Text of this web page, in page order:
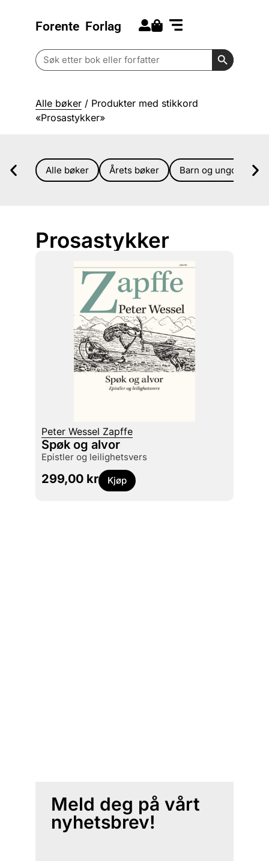
Forente Forlag
Search
for:
Search
Alle bøker / Produkter med stikkord
«Prosastykker»
Alle bøker Årets bøker Barn og ungdom
Prosastykker
Peter Wessel Zapffe
Spøk og alvor
epistler og leilighetsvers
299,00 kr Kjøp
Meld deg på vårt
nyhetsbrev!